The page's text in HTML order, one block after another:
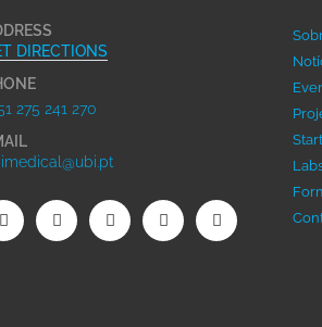
DIRECTIONS
275 241 270